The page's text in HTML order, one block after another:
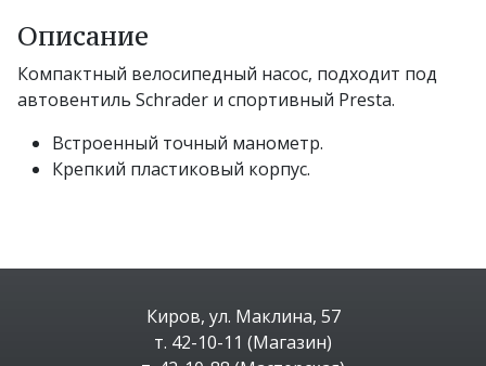
Описание
Компактный велосипедный насос, подходит под
автовентиль Schrader и спортивный Presta.
Встроенный точный манометр.
Крепкий пластиковый корпус.
Киров, ул. Маклина, 57
т. 42-10-11 (Магазин)